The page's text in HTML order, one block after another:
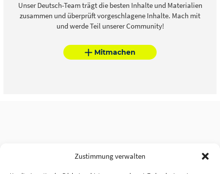
Zustimmung verwalten
Unser Deutsch-Team trägt die besten Inhalte und Materialien
zusammen und überprüft vorgeschlagene Inhalte. Mach mit
und werde Teil unserer Community!
Mitmachen